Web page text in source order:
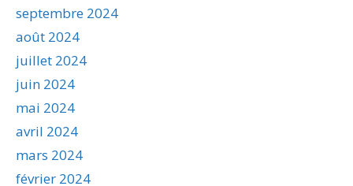
septembre 2024
août 2024
juillet 2024
juin 2024
mai 2024
avril 2024
mars 2024
février 2024